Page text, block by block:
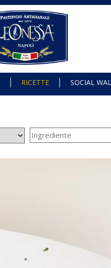
RICETTE SOCIAL